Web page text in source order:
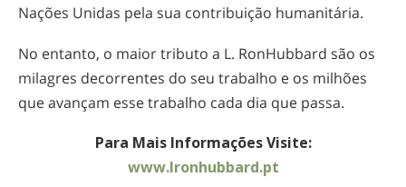
Nações Unidas pela sua contribuição humanitária.
No entanto, o maior tributo a L. RonHubbard são os
milagres decorrentes do seu trabalho e os milhões
que avançam esse trabalho cada dia que passa.
Para Mais Informações Visite:
www.lronhubbard.pt